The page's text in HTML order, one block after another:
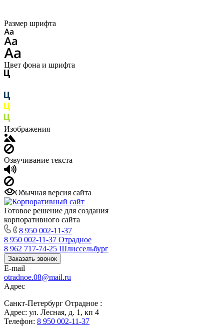
Размер шрифта
Цвет фона и шрифта
Изображения
Озвучивание текста
Обычная версия сайта
Готовое решение для создания
корпоративного сайта
8 950 002-11-37
8 950 002-11-37 Отрадное
8 962 717-74-25 Шлиссельбург
Заказать звонок
E-mail
otradnoe.08@mail.ru
Адрес
Санкт-Петербург Отрадное :
Адрес: ул. Лесная, д. 1, кп 4
Телефон: 8 950 002-11-37